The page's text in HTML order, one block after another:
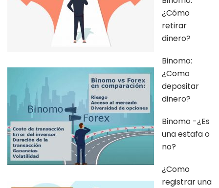
¿Cómo
retirar
dinero?
Binomo:
¿Como
depositar
dinero?
Binomo -¿Es
una estafa o
no?
¿Como
registrar una